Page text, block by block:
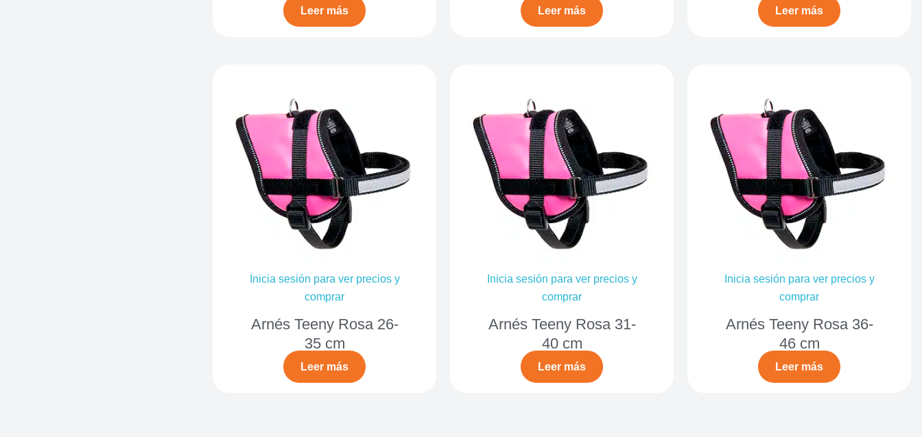
Leer más Leer más Leer más
Inicia sesión para ver precios y
comprar
Arnés Teeny Rosa 26-
35 cm
Leer más
Inicia sesión para ver precios y
comprar
Arnés Teeny Rosa 31-
40 cm
Leer más
Inicia sesión para ver precios y
comprar
Arnés Teeny Rosa 36-
46 cm
Leer más